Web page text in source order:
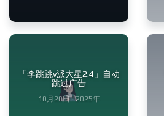
「李跳跳v派大星2.4」自动
跳过广告
10月20日 · 2025年